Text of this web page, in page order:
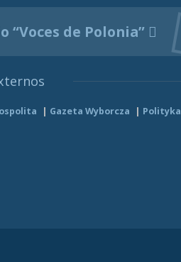
“Voces de Polonia”
Gazeta Wyborcza Polityka